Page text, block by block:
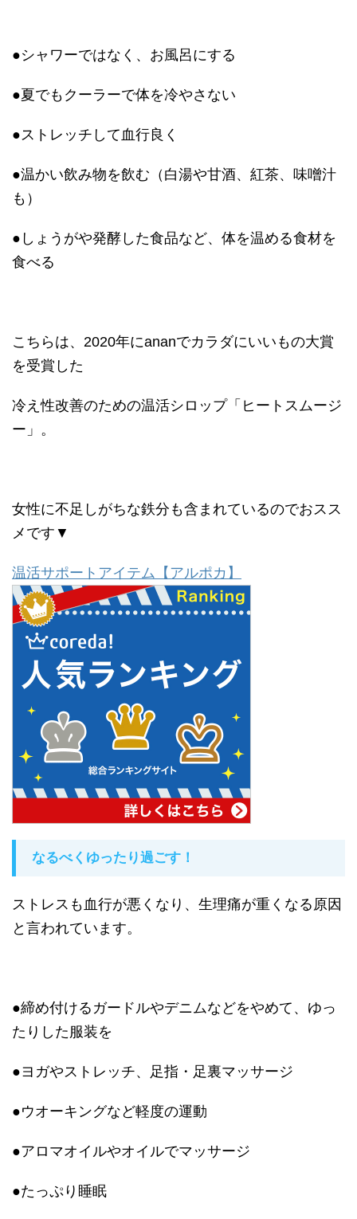
●シャワーではなく、お風呂にする
●夏でもクーラーで体を冷やさない
●ストレッチして血行良く
●温かい飲み物を飲む（白湯や甘酒、紅茶、味噌汁
も）
●しょうがや発酵した食品など、体を温める食材を
食べる
こちらは、2020年にananでカラダにいいもの大賞
を受賞した
冷え性改善のための温活シロップ「ヒートスムージ
ー」。
女性に不足しがちな鉄分も含まれているのでおスス
メです▼
温活サポートアイテム【アルポカ】
なるべくゆったり過ごす！
ストレスも血行が悪くなり、生理痛が重くなる原因
と言われています。
●締め付けるガードルやデニムなどをやめて、ゆっ
たりした服装を
●ヨガやストレッチ、足指・足裏マッサージ
●ウオーキングなど軽度の運動
●アロマオイルやオイルでマッサージ
●たっぷり睡眠